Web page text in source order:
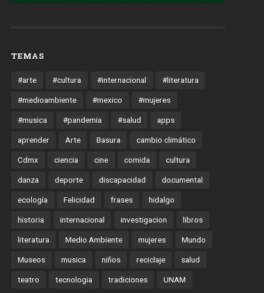
TEMAS
#arte #cultura #internacional #literatura
#medioambiente #mexico #mujeres
#musica #pandemia #salud apps
aprender Arte Basura cambio climático
Cdmx ciencia cine comida cultura
danza deporte discapacidad documental
ecología Felicidad frases hidalgo
historia internacional investigacion libros
literatura Medio Ambiente mujeres Mundo
Museos musica niños reciclaje salud
teatro tecnologia tradiciones UNAM